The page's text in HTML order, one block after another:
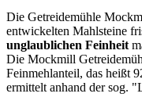
Die Getreidemühle
entwickelten Mahlsteine
unglaublichen Feinheit
Die Mockmill
Feinmehlanteil, das heißt
ermittelt anhand der sog.